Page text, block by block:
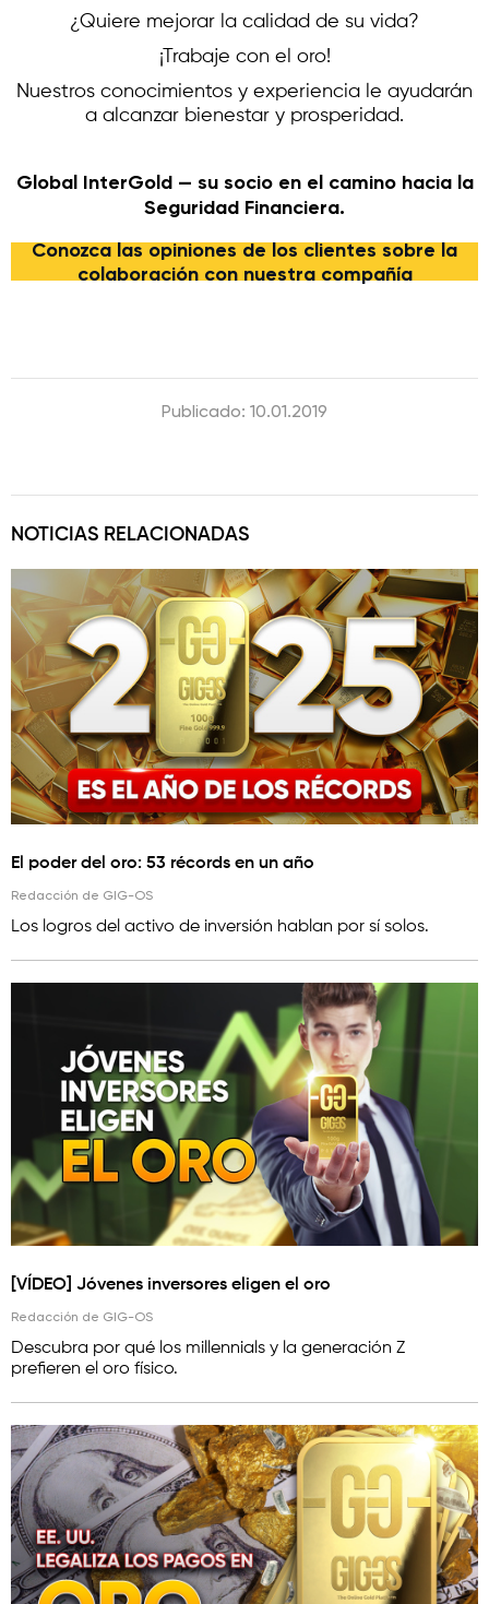
¿Quiere mejorar la calidad de su vida?
¡Trabaje con el oro!
Nuestros conocimientos y experiencia le ayudarán
a alcanzar bienestar y prosperidad.
Global InterGold — su socio en el camino hacia la
Seguridad Financiera.
Conozca las opiniones de los clientes sobre la
colaboración con nuestra compañía
Publicado: 10.01.2019
NOTICIAS RELACIONADAS
El poder del oro: 53 récords en un año
Redacción de GIG-OS
Los logros del activo de inversión hablan por sí solos.
[VÍDEO] Jóvenes inversores eligen el oro
Redacción de GIG-OS
Descubra por qué los millennials y la generación Z
prefieren el oro físico.